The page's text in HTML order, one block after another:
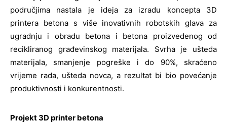
područjima nastala je ideja za izradu koncepta 3D
printera betona s više inovativnih robotskih glava za
ugradnju i obradu betona i betona proizvedenog od
recikliranog građevinskog materijala. Svrha je ušteda
materijala, smanjenje pogreške i do 90%, skraćeno
vrijeme rada, ušteda novca, a rezultat bi bio povećanje
produktivnosti i konkurentnosti.
Projekt 3D printer betona